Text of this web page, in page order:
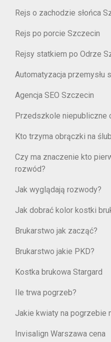
Rejs o zachodzie słońca
Rejs po porcie Szczecin
Rejsy statkiem po Odrze
Automatyzacja przemysłu
Agencja SEO Szczecin
Przedszkole niepubliczne
Kto trzyma obrączki na
Czy ma znaczenie kto
rozwód?
Jak wyglądają rozwody?
Jak dobrać kolor kostki
Brukarstwo jak zacząć?
Brukarstwo jakie PKD?
Kostka brukowa Stargard
Ile trwa pogrzeb?
Jakie kwiaty na pogrzebie
Invisalign Warszawa cena